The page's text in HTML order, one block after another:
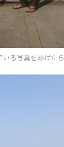
る写真をあげたら